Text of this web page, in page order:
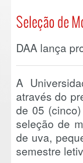
Seleção de
DAA lança
A
através do
de 05
seleção de
de uva,
semestre